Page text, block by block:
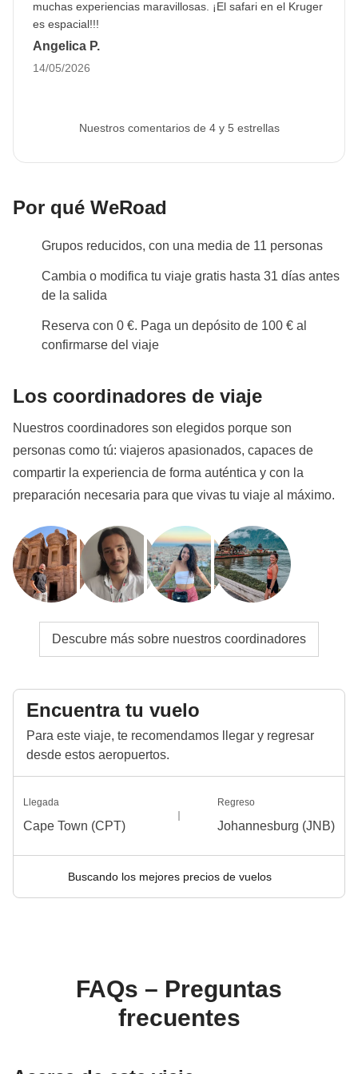
de validez residual desde el día de regreso a
España.De esta forma podremos continuar con la
reserva de todos los servicios de viaje.
proporciona o el pasaporte no es válido, no
imagen se puede subir al área personal tras la
muchas experiencias maravillosas. ¡El safari en el Kruger
es espacial!!!
Angelica P.
14/05/2026
Nuestros comentarios de 4 y 5 estrellas
Por qué WeRoad
Grupos reducidos, con una media de 11 personas
Cambia o modifica tu viaje gratis hasta 31 días antes
de la salida
Reserva con 0 €. Paga un depósito de 100 € al
confirmarse del viaje
Los coordinadores de viaje
Nuestros coordinadores son elegidos porque son
personas como tú: viajeros apasionados, capaces de
compartir la experiencia de forma auténtica y con la
preparación necesaria para que vivas tu viaje al máximo.
Descubre más sobre nuestros coordinadores
Encuentra tu vuelo
Para este viaje, te recomendamos llegar y regresar
desde estos aeropuertos.
Llegada
Cape Town (CPT)
Regreso
Johannesburg (JNB)
Buscando los mejores precios de vuelos
FAQs – Preguntas
frecuentes